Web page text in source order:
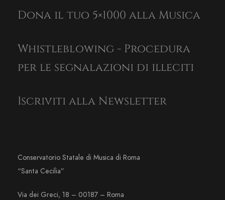
Dona il tuo 5×1000 alla Musica
Whistleblowing - Procedura
per le segnalazioni di illeciti
Iscriviti alla Newsletter
Conservatorio Statale di Musica di Roma
“Santa Cecilia”
Via dei Greci, 18 – 00187 – Roma